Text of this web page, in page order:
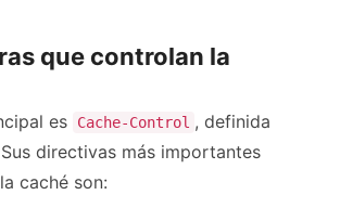
que controlan la
es Cache-Control , definida
directivas más importantes
caché son: